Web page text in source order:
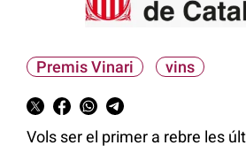
Premis Vinari vins
Vols ser el primer a rebre les